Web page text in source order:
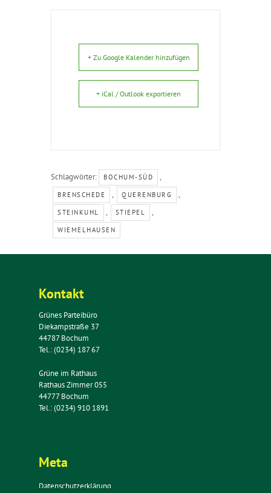
+ Zu Google Kalender hinzufügen
+ iCal / Outlook exportieren
Schlagwörter: BOCHUM-SÜD ,
BRENSCHEDE , QUERENBURG ,
STEINKUHL , STIEPEL ,
WIEMELHAUSEN
Kontakt
Grünes Parteibüro
Diekampstraße 37
44787 Bochum
Tel.: (0234) 187 67
Grüne im Rathaus
Rathaus Zimmer 055
44777 Bochum
Tel.: (0234) 910 1891
Meta
Datenschutzerklärung